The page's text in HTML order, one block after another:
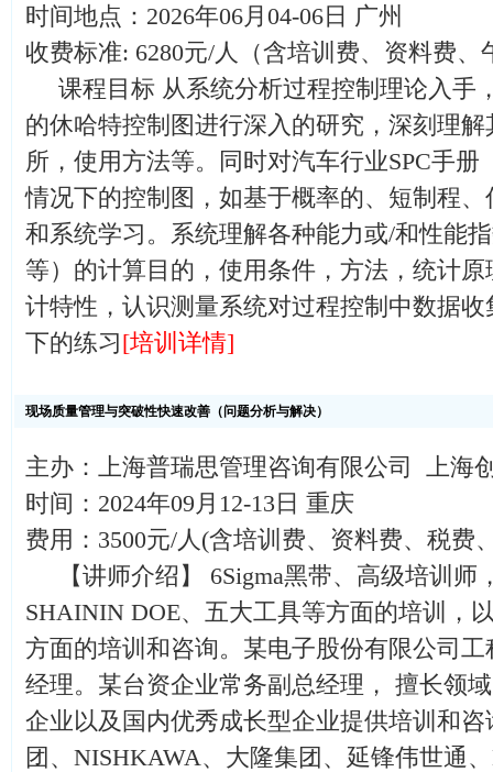
时间地点：2026年06月04-06日 广州
收费标准: 6280元/人（含培训费、资料费、
课程目标 从系统分析过程控制理论入手
的休哈特控制图进行深入的研究，深刻理
所，使用方法等。同时对汽车行业SPC手
情况下的控制图，如基于概率的、短制程
和系统学习。系统理解各种能力或/和性能指
等）的计算目的，使用条件，方法，统计
计特性，认识测量系统对过程控制中数据
下的练习 [培训详情]
现场质量管理与突破性快速改善（问题分析与解决）
主办：上海普瑞思管理咨询有限公司 上海
时间：2024年09月12-13日 重庆
费用：3500元/人(含培训费、资料费、税费
【讲师介绍】 6Sigma黑带、高级培训师
SHAININ DOE、五大工具等方面的培训，
方面的培训和咨询。某电子股份有限公司
经理。某台资企业常务副总经理， 擅长领
企业以及国内优秀成长型企业提供培训和
团、NISHKAWA、大隆集团、延锋伟世通